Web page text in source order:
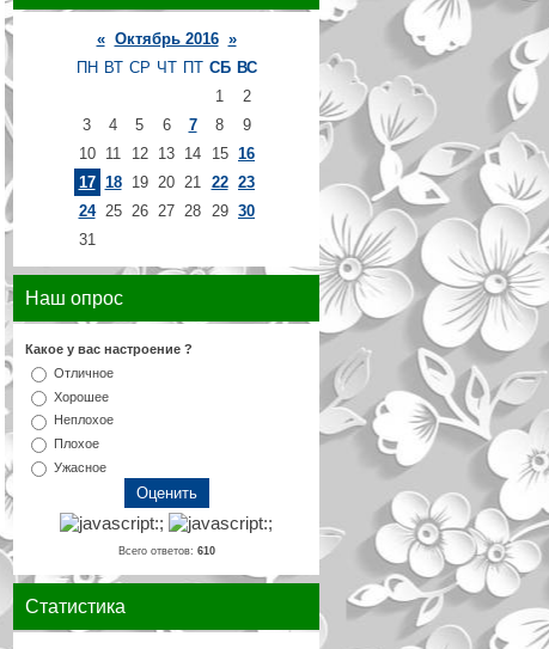
« Октябрь 2016 »
ПН ВТ СР ЧТ ПТ СБ ВС
1
2
3
4 5 6 7 8
9
10
11 12 13 14 15 16
17 18 19 20 21 22 23
24 25 26 27 28 29 30
31
Наш опрос
Какое у вас настроение ?
Отличное
Хорошее
Неплохое
Плохое
Ужасное
Всего ответов: 610
Статистика